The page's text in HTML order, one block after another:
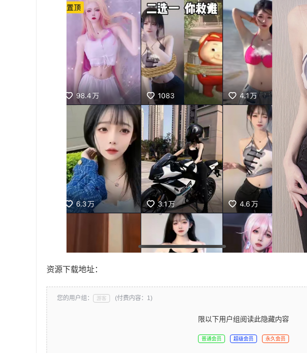
资源下载地址：
您的用户组： 游客 (付费内容：1)
限以下用户组阅读此隐藏内容
普通会员 超级会员 永久会员